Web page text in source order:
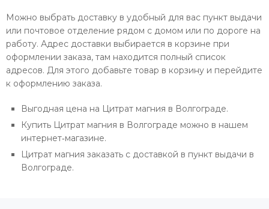
Можно выбрать доставку в удобный для вас пункт выдачи
или почтовое отделение рядом с домом или по дороге на
работу. Адрес доставки выбирается в корзине при
оформлении заказа, там находится полный список
адресов. Для этого добавьте товар в корзину и перейдите
к оформлению заказа.
Выгодная цена на Цитрат магния в Волгограде.
Купить Цитрат магния в Волгограде можно в нашем
интернет‐магазине.
Цитрат магния заказать с доставкой в пункт выдачи в
Волгограде.